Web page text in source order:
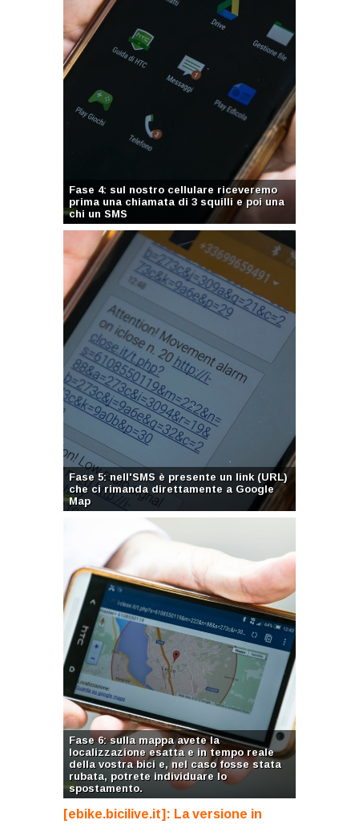
Fase 4: sul nostro cellulare riceveremo
prima una chiamata di 3 squilli e poi una
chi un SMS
Fase 5: nell'SMS è presente un link (URL)
che ci rimanda direttamente a Google
Map
Fase 6: sulla mappa avete la
localizzazione esatta e in tempo reale
della vostra bici e, nel caso fosse stata
rubata, potrete individuare lo
spostamento.
[ebike.bicilive.it]: La versione in